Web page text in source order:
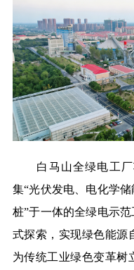
白马山全绿电工厂
集“光伏发电、电化学
桩”于一体的全绿电示
式探索，实现绿色能源
为传统工业绿色变革树